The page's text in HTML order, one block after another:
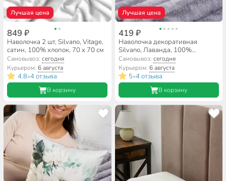
Лучшая цена
849 ₽
Наволочка 2 шт, Silvano, Vitage,
сатин, 100% хлопок, 70 х 70 см
Самовывоз:сегодня
Курьером:6 августа
4.8•4 отзыва
В корзину
Лучшая цена
419 ₽
Наволочка декоративная
Silvano, Лаванда, 100%
полиэстер, 40 х 40 см
Самовывоз: сегодня
Курьером: 6 августа
5•4 отзыва
В корзину